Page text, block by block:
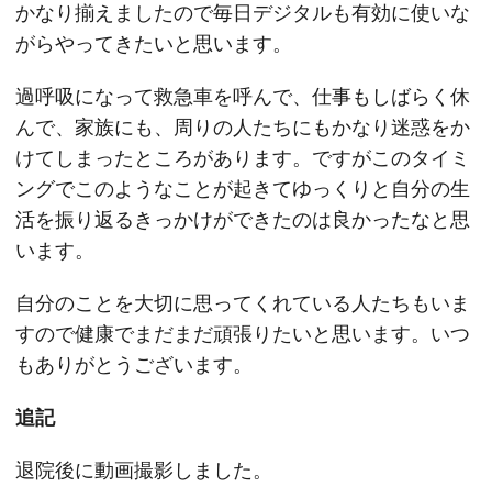
かなり揃えましたので毎日デジタルも有効に使いな
がらやってきたいと思います。
過呼吸になって救急車を呼んで、仕事もしばらく休
んで、家族にも、周りの人たちにもかなり迷惑をか
けてしまったところがあります。ですがこのタイミ
ングでこのようなことが起きてゆっくりと自分の生
活を振り返るきっかけができたのは良かったなと思
います。
自分のことを大切に思ってくれている人たちもいま
すので健康でまだまだ頑張りたいと思います。いつ
もありがとうございます。
追記
退院後に動画撮影しました。